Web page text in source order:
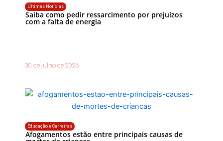
Últimas Notícias
Saiba como pedir ressarcimento por prejuízos
com a falta de energia
30 de julho de 2026
Educação e Carreiras
Afogamentos estão entre principais causas de